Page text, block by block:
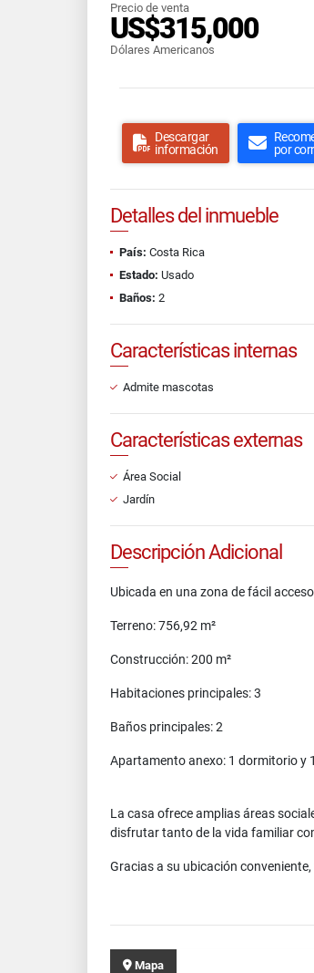
Precio de venta
US$315,000
Dólares Americanos
Descargar
información
por
Detalles del inmueble
País: Costa Rica
Estado: Usado
Baños: 2
Características internas
Admite mascotas
Características externas
Área Social
Jardín
Descripción Adicional
Ubicada en una zona de fácil
Terreno: 756,92 m²
Construcción: 200 m²
Habitaciones principales: 3
Baños principales: 2
Apartamento anexo: 1 dormitorio y
La casa ofrece amplias áreas
disfrutar tanto de la vida familiar
Gracias a su ubicación
Mapa